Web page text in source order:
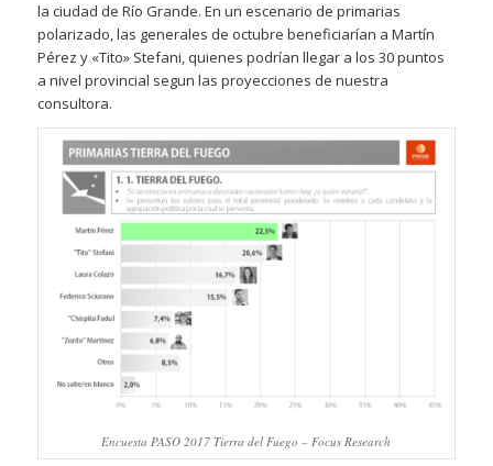
la ciudad de Río Grande. En un escenario de primarias
polarizado, las generales de octubre beneficiarían a Martín
Pérez y «Tito» Stefani, quienes podrían llegar a los 30 puntos
a nivel provincial segun las proyecciones de nuestra
consultora.
Encuesta PASO 2017 Tierra del Fuego – Focus Research